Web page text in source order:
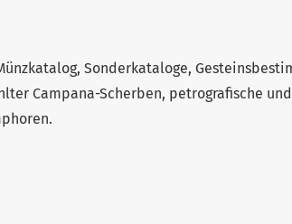
Sonderkataloge,
Campana-Scherben, petrografische